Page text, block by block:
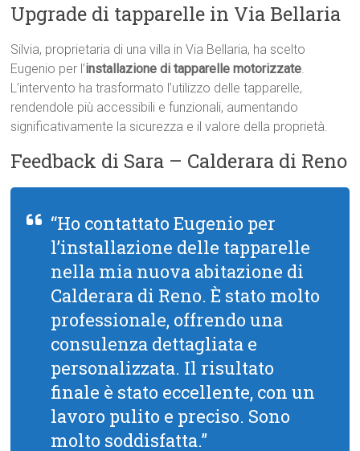
Upgrade di tapparelle in Via Bellaria
Silvia, proprietaria di una villa in Via Bellaria, ha scelto
Eugenio per l’installazione di tapparelle motorizzate.
L’intervento ha trasformato l’utilizzo delle tapparelle,
rendendole più accessibili e funzionali, aumentando
significativamente la sicurezza e il valore della proprietà.
Feedback di Sara – Calderara di Reno
“Ho contattato Eugenio per
l’installazione delle tapparelle
nella mia nuova abitazione di
Calderara di Reno. È stato molto
professionale, offrendo una
consulenza dettagliata e
personalizzata. Il risultato
finale è stato eccellente, con un
lavoro pulito e preciso. Sono
molto soddisfatta.”